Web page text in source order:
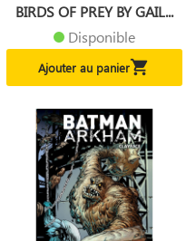
BIRDS OF PREY BY GAIL...
Disponible
Ajouter au panier